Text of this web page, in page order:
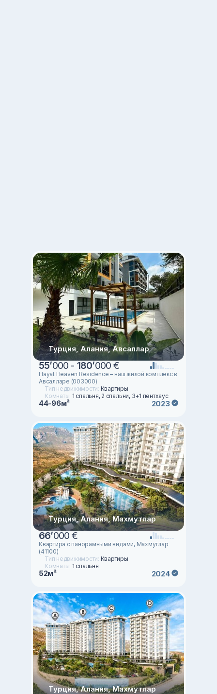
Турция, Алания, Авсаллар
55’000 - 180’000 €
Hayat Heaven Residence – наш жилой комплекс в
Авсалларе (003000)
Тип недвижимости: Квартиры
Комнаты: 1 спальня, 2 спальни, 3+1 пентхаус
44-96м² 2023
Турция, Алания, Махмутлар
66’000 €
Квартира с панорамными видами, Махмутлар
(41100)
Тип недвижимости: Квартиры
Комнаты: 1 спальня
52м² 2024
Турция, Алания, Махмутлар